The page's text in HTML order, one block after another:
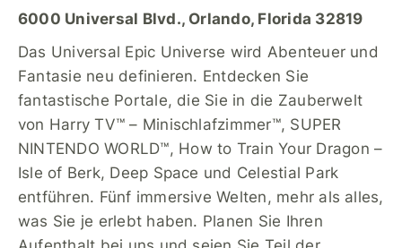
6000 Universal Blvd., Orlando, Florida 32819
Das Universal Epic Universe wird Abenteuer und
Fantasie neu definieren. Entdecken Sie
fantastische Portale, die Sie in die Zauberwelt
von Harry TV™ – Minischlafzimmer™, SUPER
NINTENDO WORLD™, How to Train Your Dragon –
Isle of Berk, Deep Space und Celestial Park
entführen. Fünf immersive Welten, mehr als alles,
was Sie je erlebt haben. Planen Sie Ihren